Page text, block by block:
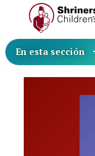
En esta sección